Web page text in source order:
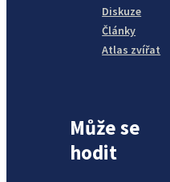
Diskuze
Články
Atlas zvířat
Může se
hodit